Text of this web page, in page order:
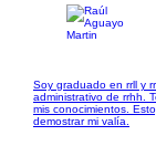
Soy graduado en rrll y
administrativo de rrhh.
mis conocimientos.
demostrar mi valía.